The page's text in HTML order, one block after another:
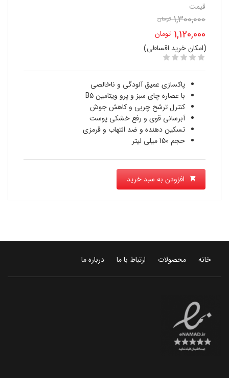
قیمت
1,300,000 تومان
اصلی
بود.
1,120,000 تومان
قیمت
فعلی
1,120,000 تومان
است.
(امکان خرید اقساطی)
پاکسازی عمیق آلودگی و ناخالصی
با عصاره چای سبز و پرو ویتامین B5
کنترل ترشح چربی و کاهش جوش
آبرسانی قوی و رفع خشکی پوست
تسکین دهنده و ضد التهاب و قرمزی
حجم 150 میلی لیتر
افزودن به سبد خرید
خانه محصولات ارتباط با ما درباره ما